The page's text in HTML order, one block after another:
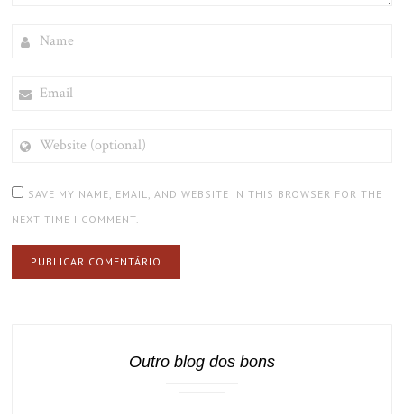
(OPTIONAL)
SAVE MY NAME, EMAIL, AND WEBSITE IN THIS BROWSER FOR THE
NEXT TIME I COMMENT.
Outro blog dos bons